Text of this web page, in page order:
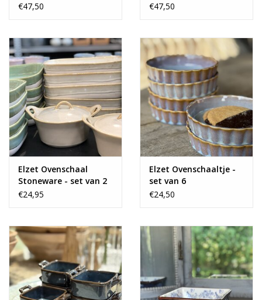
€47,50
€47,50
Elzet Ovenschaal
Stoneware - set van 2
€24,95
Elzet Ovenschaaltje -
set van 6
€24,50